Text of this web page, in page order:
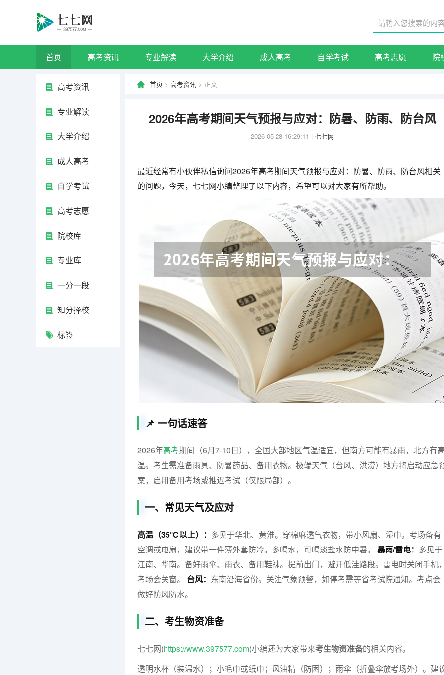
首页 高考资讯 专业解读 大学介绍 成人高考 自学考试 高考志愿 院
高考资讯
专业解读
大学介绍
成人高考
自学考试
高考志愿
院校库
专业库
一分一段
知分择校
标签
首页 > 高考资讯 > 正文
2026年高考期间天气预报与应对：防暑、防雨、防台风
2026-05-28 16:29:11 | 七七网
最近经常有小伙伴私信询问2026年高考期间天气预报与应对：防暑、防雨、防台风相关
的问题，今天，七七网小编整理了以下内容，希望可以对大家有所帮助。
📌 一句话速答
2026年高考期间（6月7-10日），全国大部地区气温适宜，但南方可能有暴雨，北方有高
温。考生需准备雨具、防暑药品、备用衣物。极端天气（台风、洪涝）地方将启动应急
案，启用备用考场或推迟考试（仅限局部）。
一、常见天气及应对
高温（35℃以上）： 多见于华北、黄淮。穿棉麻透气衣物，带小风扇、湿巾。考场备有
空调或电扇，建议带一件薄外套防冷。多喝水，可喝淡盐水防中暑。 暴雨/雷电： 多见于
江南、华南。备好雨伞、雨衣、备用鞋袜。提前出门，避开低洼路段。雷电时关闭手机，
考场会关窗。 台风： 东南沿海省份。关注气象预警，如停考需等省考试院通知。考点会
做好防风防水。
二、考生物资准备
七七网(https://www.397577.com)小编还为大家带来考生物资准备的相关内容。
透明水杯（装温水）；小毛巾或纸巾；风油精（防困）；雨伞（折叠伞放考场外）。建